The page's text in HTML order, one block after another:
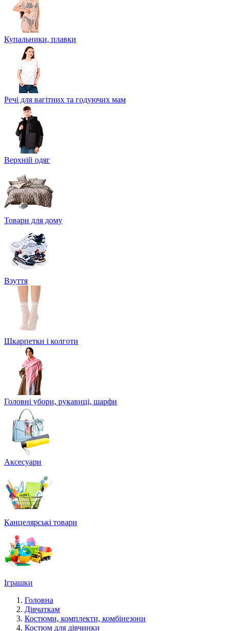
Купальники, плавки
Речі для вагітних та годуючих мам
Верхній одяг
Товари для дому
Взуття
Шкарпетки і колготи
Головні убори, рукавиці, шарфи
Аксесуари
Канцелярські товари
Іграшки
Головна
Дівчаткам
Костюми, комплекти, комбінезони
Костюм для дівчинки